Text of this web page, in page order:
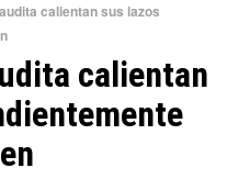
calientan sus lazos
calientan